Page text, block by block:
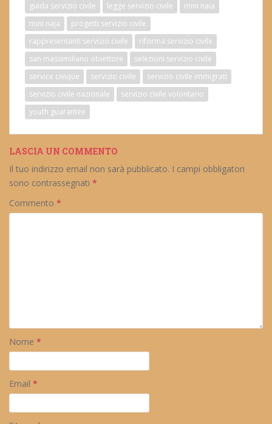
guida servizio civile
legge servizio civile
mini naia
mini naja
progetti servizio civile
rappresentanti servizio civile
riforma servizio civile
san massimiliano obiettore
selezioni servizio civile
service civique
servizio civile
servizio civile immigrati
servizio civile nazionale
servizio civile volontario
youth guarantee
LASCIA UN COMMENTO
Il tuo indirizzo email non sarà pubblicato. I campi obbligatori
sono contrassegnati *
Commento *
Nome *
Email *